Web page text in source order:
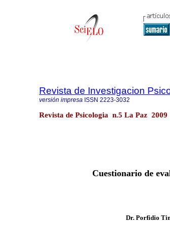
Revista de Investigacion
versión impresa ISSN 2223-3032
Revista de Psicologia n.5 La Paz 2009
Cuestionario de
Dr. Porfidio